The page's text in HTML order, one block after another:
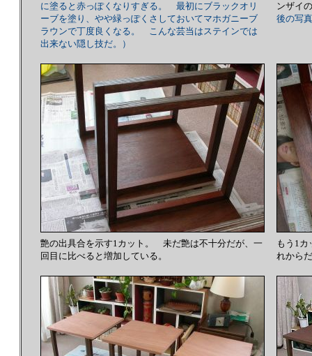
に塗ると赤っぽくなりすぎる。 最初にブラックオリ
ーブを塗り、やや緑っぽくさしておいてマホガニーブ
ラウンで丁度良くなる。 こんな芸当はステインでは
出来ない隠し技だ。）
ンザイ
後の写
艶の出具合を示す1カット。 未だ艶は不十分だが、一
回目に比べると増加している。
もう1
れから